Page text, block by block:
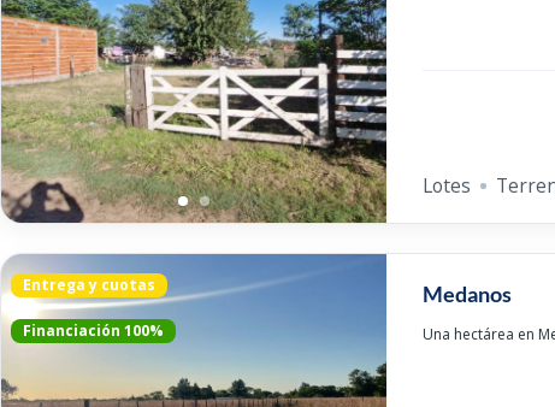
Lotes
Entrega y cuotas
Financiación 100%
Medanos
Una hectárea en